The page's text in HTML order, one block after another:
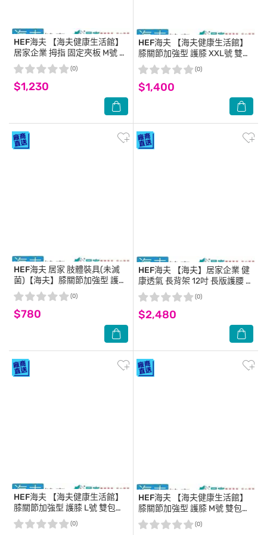
HEF海夫 【海夫健康生活館】
居家企業 拇指 固定夾板 M號 雙
包裝(H0015)
$1,230
(0)
HEF海夫 【海夫健康生活館】
膝關節加強型 護膝 XXL號 雙包
裝(H0018)
$1,400
(0)
HEF海夫 居家 肢體裝具(未滅
菌)【海夫】膝關節加強型 護膝
S號(H0018)
$780
(0)
HEF海夫 【海夫】居家企業 健
康透氣 長背架 12吋 長版護腰 M
號(H3331)
$2,480
(0)
HEF海夫 【海夫健康生活館】
膝關節加強型 護膝 L號 雙包裝
(H0018)
(0)
HEF海夫 【海夫健康生活館】
膝關節加強型 護膝 M號 雙包裝
(H0018)
(0)